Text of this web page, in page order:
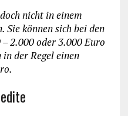
nicht in einem
können sich bei den
2.000 oder 3.000 Euro
der Regel einen